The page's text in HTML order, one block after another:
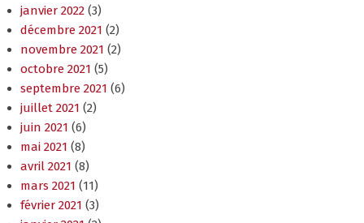
janvier 2022 (3)
décembre 2021 (2)
novembre 2021 (2)
octobre 2021 (5)
septembre 2021 (6)
juillet 2021 (2)
juin 2021 (6)
mai 2021 (8)
avril 2021 (8)
mars 2021 (11)
février 2021 (3)